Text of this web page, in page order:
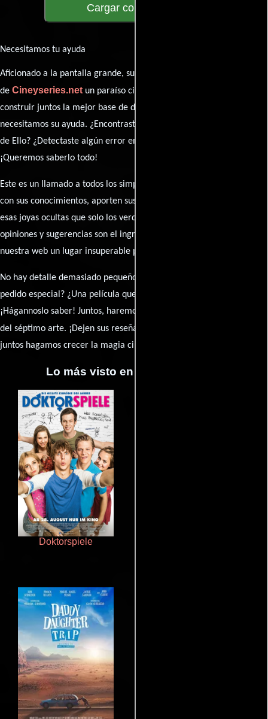
Cargar comentarios
Necesitamos tu ayuda
Aficionado a la pantalla grande, su participación es clave para hacer
de Cineyseries.netun paraíso cinéfilo completo. Queremos
construir juntos la mejor base de datos cinematográfica, pero
necesitamos su ayuda. ¿Encontraste algún dato faltante en la ficha
de Ello? ¿Detectaste algún error en la sinopsis o el elenco?
¡Queremos saberlo todo!
Este es un llamado a todos los simpatizantes del cine: contribuyan
con sus conocimientos, aporten sus descubrimientos y compartan
esas joyas ocultas que solo los verdaderos fanáticos conocen. Sus
opiniones y sugerencias son el ingrediente secreto que hará de
nuestra web un lugar insuperable para los amantes del celuloide.
No hay detalle demasiado pequeño ni opinión insignificante. ¿Algún
pedido especial? ¿Una película que sueñas con ver reseñada?
¡Hágannoslo saber! Juntos, haremos de esta comunidad el epicentro
del séptimo arte. ¡Dejen sus reseña en la
juntos hagamos crecer la magia cinematográfica!
Lo más visto en Cineyseries.net
Doktorspiele